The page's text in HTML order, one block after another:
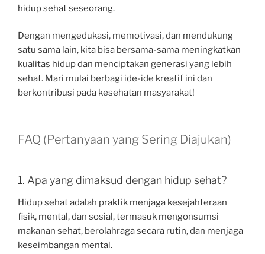
hidup sehat seseorang.
Dengan mengedukasi, memotivasi, dan mendukung
satu sama lain, kita bisa bersama-sama meningkatkan
kualitas hidup dan menciptakan generasi yang lebih
sehat. Mari mulai berbagi ide-ide kreatif ini dan
berkontribusi pada kesehatan masyarakat!
FAQ (Pertanyaan yang Sering Diajukan)
1. Apa yang dimaksud dengan hidup sehat?
Hidup sehat adalah praktik menjaga kesejahteraan
fisik, mental, dan sosial, termasuk mengonsumsi
makanan sehat, berolahraga secara rutin, dan menjaga
keseimbangan mental.